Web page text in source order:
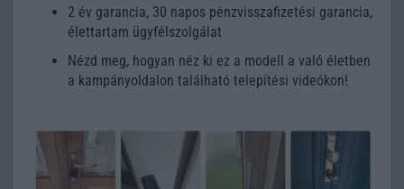
2 év garancia, 30 napos pénzvisszafizetési garancia,
élettartam ügyfélszolgálat
Nézd meg, hogyan néz ki ez a modell a való életben
a kampányoldalon található telepítési videókon!